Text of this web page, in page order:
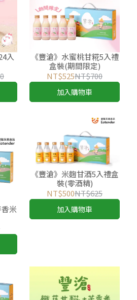
入
《豐滄》水蜜桃甘糀5入禮
盒裝(期間限定)
NT$525NT$700
加入購物車
米
《豐滄》米麴甘酒5入禮盒
裝(零酒精)
NT$500NT$625
加入購物車